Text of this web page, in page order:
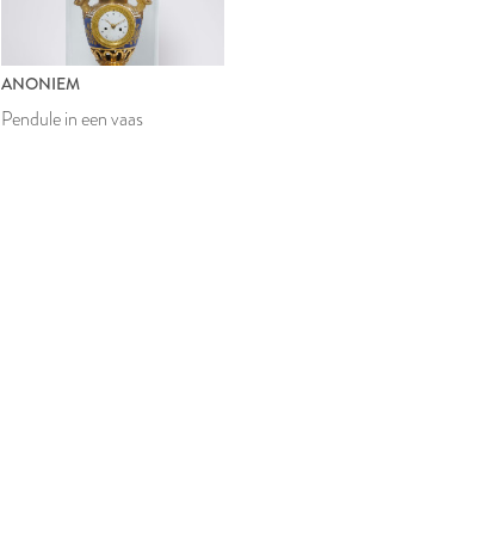
ANONIEM
Pendule in een vaas